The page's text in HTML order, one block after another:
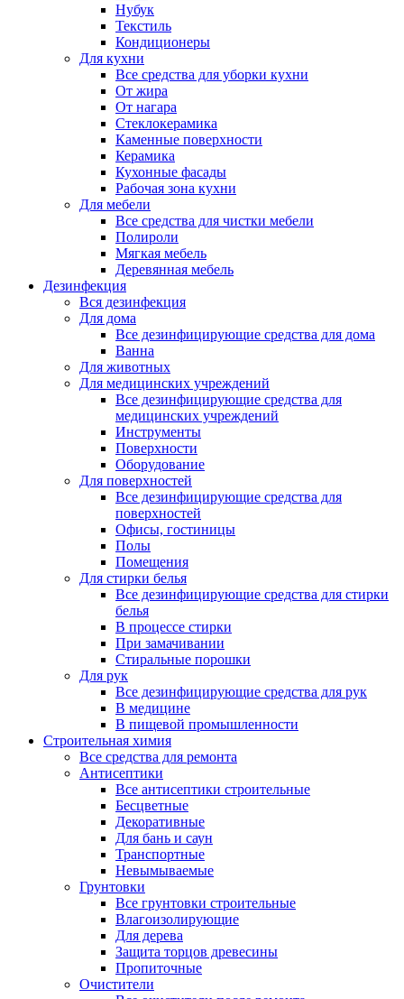
Нубук
Текстиль
Кондиционеры
Для кухни
Все средства для уборки кухни
От жира
От нагара
Стеклокерамика
Каменные поверхности
Керамика
Кухонные фасады
Рабочая зона кухни
Для мебели
Все средства для чистки мебели
Полироли
Мягкая мебель
Деревянная мебель
Дезинфекция
Вся дезинфекция
Для дома
Все дезинфицирующие средства для дома
Ванна
Для животных
Для медицинских учреждений
Все дезинфицирующие средства для
медицинских учреждений
Инструменты
Поверхности
Оборудование
Для поверхностей
Все дезинфицирующие средства для
поверхностей
Офисы, гостиницы
Полы
Помещения
Для стирки белья
Все дезинфицирующие средства для стирки
белья
В процессе стирки
При замачивании
Стиральные порошки
Для рук
Все дезинфицирующие средства для рук
В медицине
В пищевой промышленности
Строительная химия
Все средства для ремонта
Антисептики
Все антисептики строительные
Бесцветные
Декоративные
Для бань и саун
Транспортные
Невымываемые
Грунтовки
Все грунтовки строительные
Влагоизолирующие
Для дерева
Защита торцов древесины
Пропиточные
Очистители